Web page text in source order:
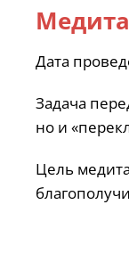
Дата
Задача
но и
Цель